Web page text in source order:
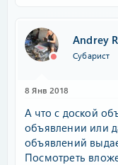
Andrey
Субарист
8 Янв 2018
А что с доской
объявлении или
объявлений
Посмотреть